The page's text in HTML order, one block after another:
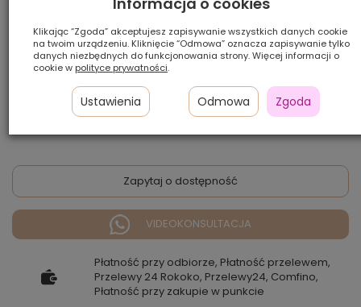
pearl/mix
850,00 zł
Zapytaj o dostępność
VIDEOKONSULTACJA
Płatność przy odbiorze, Płatność przelewem,
Przelewy 24 Rokoko, Przelewy24, Comfino,
Płatność przy zakupie w punkcie
Klikając “Zgoda” akceptujesz zapisywanie wszystkich danych cookie
na twoim urządzeniu. Kliknięcie “Odmowa” oznacza zapisywanie tylko
danych niezbędnych do funkcjonowania strony. Więcej informacji o
cookie w polityce prywatności.
Ustawienia Odmowa Zgoda